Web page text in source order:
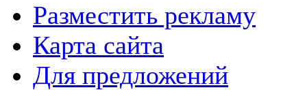
Разместить рекламу
Карта сайта
Для предложений